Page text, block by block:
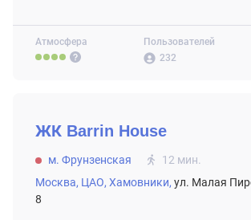
Атмосфера
Пользователей
232
ВТОРИЧНЫЙ РЫНОК
ЖК Barrin House
м. Фрунзенская
12 мин.
Москва, ЦАО, Хамовники, ул. Малая
8